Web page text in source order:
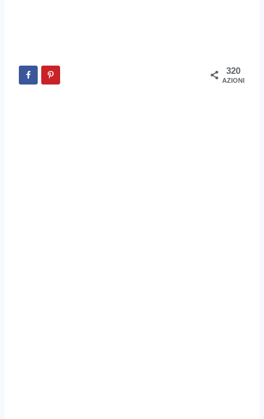
320
AZIONI